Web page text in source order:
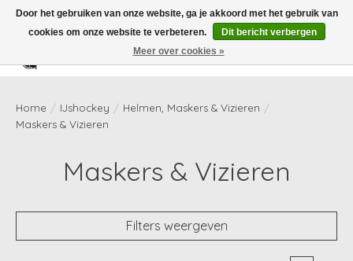
Verlanglijst
Home / IJshockey / Helmen, Maskers & Vizieren /
Maskers & Vizieren
Maskers & Vizieren
Filters weergeven
Door het gebruiken van onze website, ga je akkoord met het gebruik van
cookies om onze website te verbeteren.
Dit bericht verbergen
Meer over cookies »